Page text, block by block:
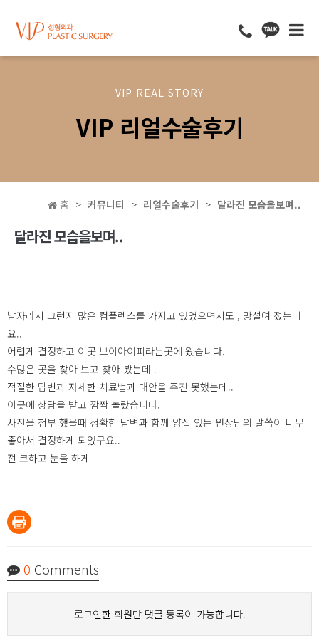
VIP REAL STORY
VIP 리얼수술후기
홈 커뮤니티 리얼수술후기 달라진 모습을보며..
달라진 모습을보며..
남자라서 그런지 많은 컴플렉스를 가지고 있었으면서도 , 망설여 졌는데
요..
어렵게 결정하고 이곳 브이아이피라는곳에 왔습니다.
수많은 곳을 찾아 보고 찾아 봤는데 .
적절한 답변과 자세한 치료법과 대안을 주진 못했는데..
이곳에 상담을 받고 깜짝 놀랐습니다.
사진을 첨부 했을때 정확한 답변과 함께 양질 있는 원장님의 말씀이 너무
좋아서 결정하게 되었구요..
전 코하고 눈을 하게
0 Comments
로그인한 회원만 댓글 등록이 가능합니다.